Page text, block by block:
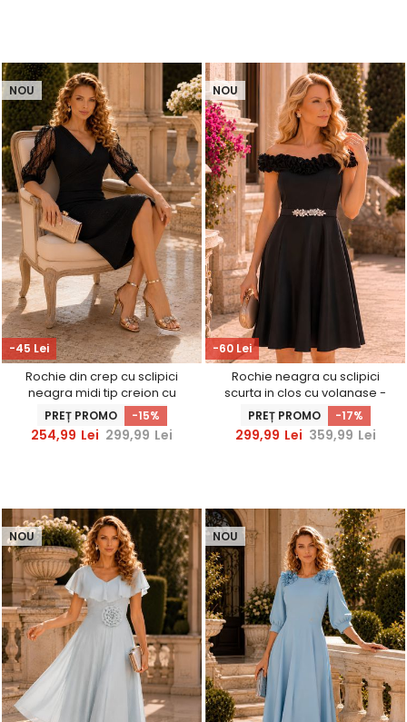
-45 Lei
NOU
Rochie din crep cu sclipici
neagra midi tip creion cu
maneci din dantela -
StarShinerS
PREȚ PROMO -15%
254,99 Lei 299,99 Lei
-60 Lei
NOU
Rochie neagra cu sclipici
scurta in clos cu volanase -
StarShinerS
PREȚ PROMO -17%
299,99 Lei 359,99 Lei
NOU NOU